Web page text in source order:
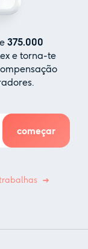
375.000
e torna-te